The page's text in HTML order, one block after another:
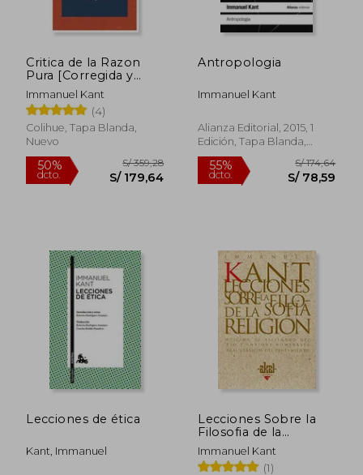
40% 55%
55%
Critica de la Razon
Pura [Corregida y
Ampliada]
Immanuel Kant
(4)
Colihue, Tapa Blanda,
Nuevo
Antropologia
Immanuel Kant
Alianza Editorial, 2015, 1
Edición, Tapa Blanda,
Nuevo
Lecciones de ética
Kant, Immanuel
Lecciones Sobre la
Filosofia de la
Religion
Immanuel Kant
(1)